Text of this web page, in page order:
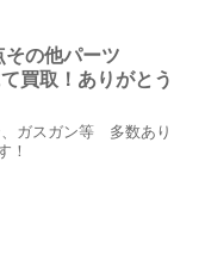
の他パーツ
買取！ありがとう
、ガスガン等 多数あり
！